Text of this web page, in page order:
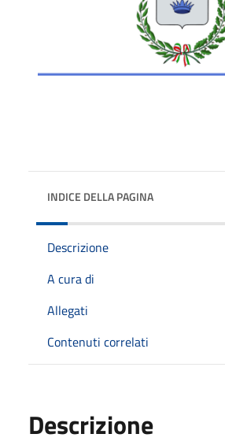
INDICE DELLA PAGINA
Descrizione
A cura di
Allegati
Contenuti correlati
Descrizione